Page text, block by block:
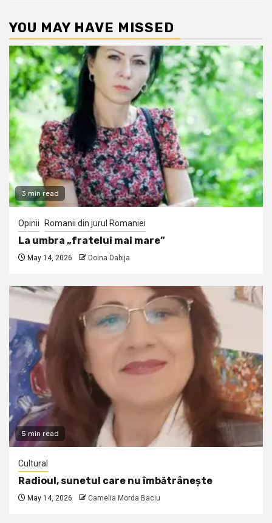
YOU MAY HAVE MISSED
3 min read
Opinii Romanii din jurul Romaniei
La umbra „fratelui mai mare”
May 14, 2026 Doina Dabija
5 min read
Cultural
Radioul, sunetul care nu îmbătrânește
May 14, 2026 Camelia Morda Baciu